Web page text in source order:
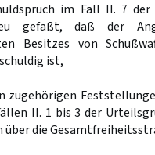
im Fall II. 7 der
gefaßt, daß der
Besitzes von
ist,
zugehörigen
II. 1 bis 3 der
über die